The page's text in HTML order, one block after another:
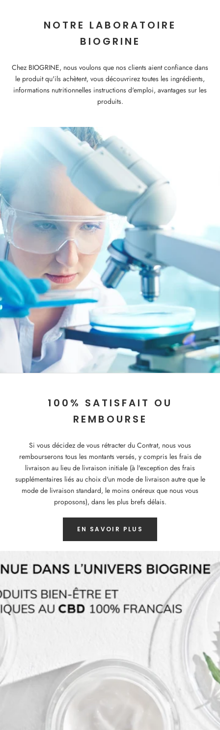
NOTRE LABORATOIRE
BIOGRINE
Chez BIOGRINE, nous voulons que nos clients aient confiance dans
le produit qu'ils achètent, vous découvrirez toutes les ingrédients,
informations nutritionnelles instructions d'emploi, avantages sur les
produits.
100% SATISFAIT OU
REMBOURSE
Si vous décidez de vous rétracter du Contrat, nous vous
rembourserons tous les montants versés, y compris les frais de
livraison au lieu de livraison initiale (à l'exception des frais
supplémentaires liés au choix d'un mode de livraison autre que le
mode de livraison standard, le moins onéreux que nous vous
proposons), dans les plus brefs délais.
EN SAVOIR PLUS